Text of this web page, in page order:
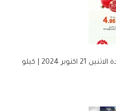
عروض العثيم صفحة واحدة الاثنين 21 اكتوبر 2024 | كيلو